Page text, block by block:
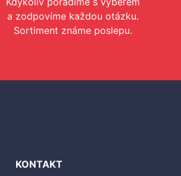
a zodpovíme každou otázku.
Sortiment známe poslepu.
KONTAKT